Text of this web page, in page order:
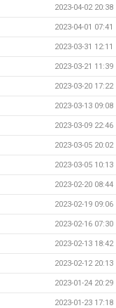
2023-04-02 20:38
2023-04-01 07:41
2023-03-31 12:11
2023-03-21 11:39
2023-03-20 17:22
2023-03-13 09:08
2023-03-09 22:46
2023-03-05 20:02
2023-03-05 10:13
2023-02-20 08:44
2023-02-19 09:06
2023-02-16 07:30
2023-02-13 18:42
2023-02-12 20:13
2023-01-24 20:29
2023-01-23 17:18